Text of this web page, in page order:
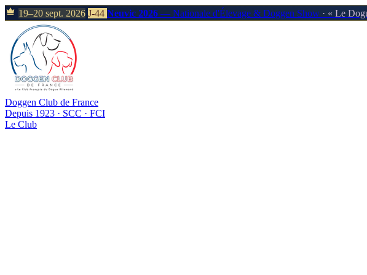
19–20 sept. 2026 J-44 Neuvic 2026 — Nationale d'Élevage & Doggen Show · « Le
Doggen Club de France
Depuis 1923 · SCC · FCI
Le Club